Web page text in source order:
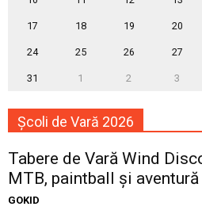
17 18 19 20
24 25 26 27
31 1 2 3
Școli de Vară 2026
Tabere de Vară Wind
MTB, paintball și aventură
GOKID